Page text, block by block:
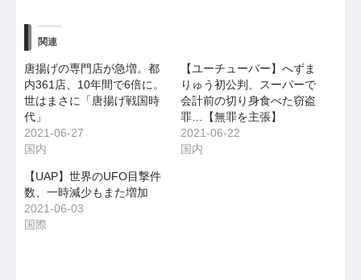
関連
唐揚げの専門店が急増。都
内361店、10年間で6倍に。
世はまさに「唐揚げ戦国時
代」
2021-06-27
国内
【ユーチューバー】へずま
りゅう初公判、スーパーで
会計前の切り身食べた窃盗
罪…【無罪を主張】
2021-06-22
国内
【UAP】世界のUFO目撃件
数、一時減少もまた増加
2021-06-03
国際